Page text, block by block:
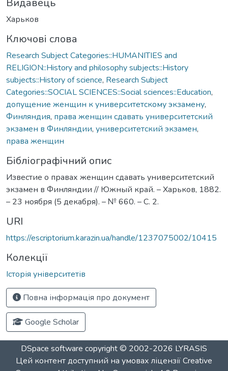
Харьков
Ключові слова
Research Subject Categories::HUMANITIES and
RELIGION::History and philosophy subjects::History
subjects::History of science, Research Subject
Categories::SOCIAL SCIENCES::Social sciences::Education,
допущение женщин к университетскому экзамену,
Финляндия, права женщин сдавать университетский
экзамен в Финляндии, университетский экзамен,
права женщин
Бібліографічний опис
Известие о правах женщин сдавать университетский
экзамен в Финляндии // Южный край. – Харьков, 1882.
– 23 ноября (5 декабря). – № 660. – С. 2.
URI
https://escriptorium.karazin.ua/handle/1237075002/10415
Колекції
Історія університетів
Повна інформація про документ
Google Scholar
DSpace software copyright © 2002-2026 LYRASIS
Цей контент доступний на умовах ліцензіїCreative